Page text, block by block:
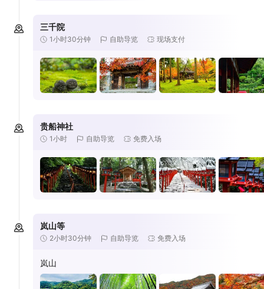
三千院
1小时30分钟 自助导览 现场支付
贵船神社
1小时 自助导览 免费入场
岚山等
2小时30分钟 自助导览 免费入场
岚山